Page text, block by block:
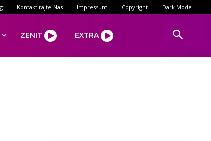
Kontaktirajte Nas Impressum Copyright Dark Mode
ZENIT EXTRA